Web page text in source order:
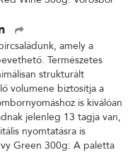
amely a
Természetes
strukturált
volumene biztosítja a
is kiválóan
jelenleg 13 tagja van,
nyomtatásra is
Green 300g: A paletta